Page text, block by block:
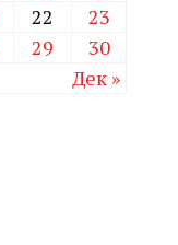
22
23
29
30
Дек »